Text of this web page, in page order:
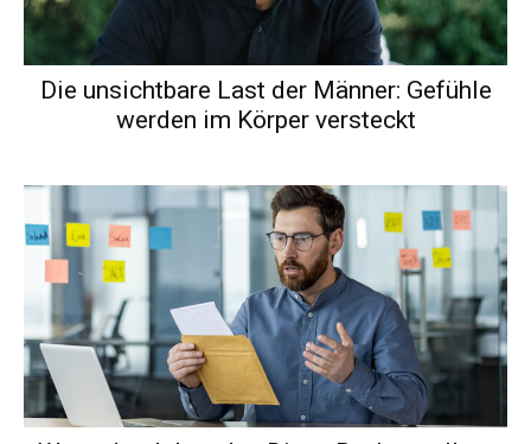
Die unsichtbare Last der Männer: Gefühle
werden im Körper versteckt